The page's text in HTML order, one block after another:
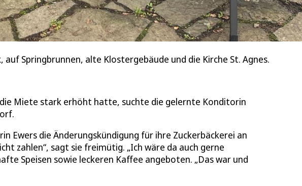
Springbrunnen, alte Klostergebäude und die Kirche St. Agnes.
Miete stark erhöht hatte, suchte die gelernte Konditorin
Ewers die Änderungskündigung für ihre Zuckerbäckerei an
zahlen“, sagt sie freimütig. „Ich wäre da auch gerne
Speisen sowie leckeren Kaffee angeboten. „Das war und